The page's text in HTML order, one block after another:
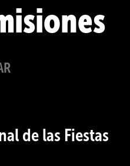
de las Fiestas